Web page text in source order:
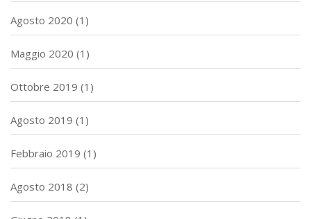
Agosto 2020 (1)
Maggio 2020 (1)
Ottobre 2019 (1)
Agosto 2019 (1)
Febbraio 2019 (1)
Agosto 2018 (2)